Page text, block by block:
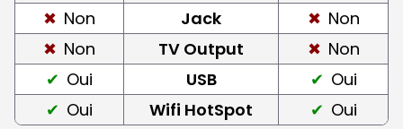
Non
Jack
Non
Non
TV Output
Non
Oui
USB
Oui
Oui
Wifi HotSpot Oui